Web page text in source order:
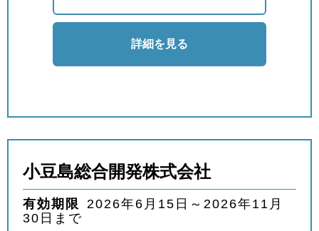
詳細を見る
小豆島総合開発株式会社
有効期限 2026年6月15日～2026年11月
30日まで